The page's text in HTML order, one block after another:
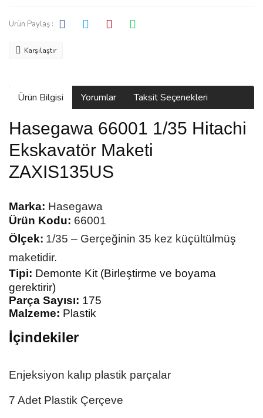
Ürün Paylaş :
Karşılaştır
Ürün Bilgisi Yorumlar Taksit Seçenekleri
Hasegawa 66001 1/35 Hitachi
Ekskavatör Maketi
ZAXIS135US
Marka: Hasegawa
Ürün Kodu: 66001
Ölçek: 1/35 – Gerçeğinin 35 kez küçültülmüş
maketidir.
Tipi: Demonte Kit (Birleştirme ve boyama
gerektirir)
Parça Sayısı: 175
Malzeme: Plastik
İçindekiler
Enjeksiyon kalıp plastik parçalar
7 Adet Plastik Çerçeve